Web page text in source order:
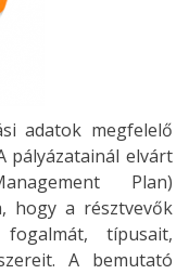
adatok megfelelő
pályázatainál elvárt
Plan)
hogy a résztvevők
típusait,
A bemutató